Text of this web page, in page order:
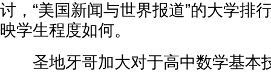
讨，“美国新闻与世界报道”的大学排
映学生程度如何。
圣地牙哥加大对于高中数学基本